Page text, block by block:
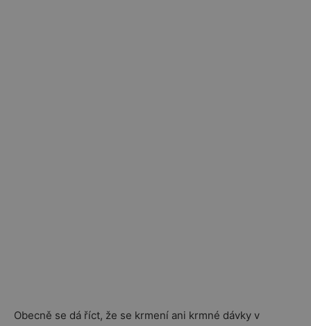
Obecně se dá říct, že se krmení ani krmné dávky v